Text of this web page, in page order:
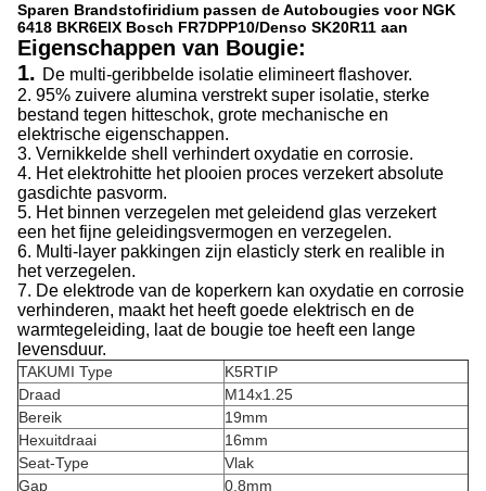
Sparen Brandstofiridium passen de Autobougies voor NGK
6418 BKR6EIX Bosch FR7DPP10/Denso SK20R11 aan
Eigenschappen van Bougie:
1. De multi-geribbelde isolatie elimineert flashover.
2. 95% zuivere alumina verstrekt super isolatie, sterke
bestand tegen hitteschok, grote mechanische en
elektrische eigenschappen.
3. Vernikkelde shell verhindert oxydatie en corrosie.
4. Het elektrohitte het plooien proces verzekert absolute
gasdichte pasvorm.
5. Het binnen verzegelen met geleidend glas verzekert
een het fijne geleidingsvermogen en verzegelen.
6. Multi-layer pakkingen zijn elasticly sterk en realible in
het verzegelen.
7. De elektrode van de koperkern kan oxydatie en corrosie
verhinderen, maakt het heeft goede elektrisch en de
warmtegeleiding, laat de bougie toe heeft een lange
levensduur.
TAKUMI Type
K5RTIP
Draad
M14x1.25
Bereik
19mm
Hexuitdraai
16mm
Seat-Type
Vlak
Gap
0.8mm